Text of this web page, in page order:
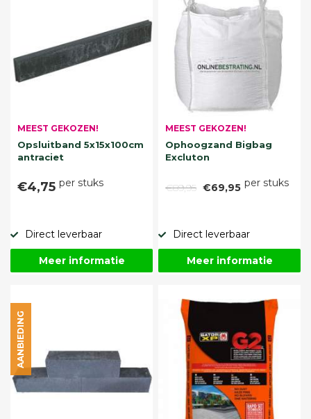
MEEST GEKOZEN!
Opsluitband 5x15x100cm
antraciet
€4,75 per stuks
Direct leverbaar
Meer informatie
MEEST GEKOZEN!
Ophoogzand Bigbag
Excluton
€89,95 €69,95 per stuks
Direct leverbaar
Meer informatie
AANBIEDING